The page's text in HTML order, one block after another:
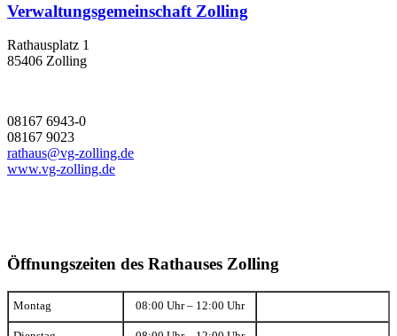
Verwaltungsgemeinschaft Zolling
Rathausplatz 1
85406 Zolling
08167 6943-0
08167 9023
rathaus@vg-zolling.de
www.vg-zolling.de
Öffnungszeiten des Rathauses Zolling
Montag 08:00 Uhr – 12:00 Uhr